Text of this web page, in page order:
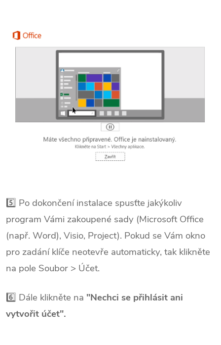
5️⃣ Po dokončení instalace spusťte jakýkoliv
program Vámi zakoupené sady (Microsoft Office
(např. Word), Visio, Project). Pokud se Vám okno
pro zadání klíče neotevře automaticky, tak klikněte
na pole Soubor > Účet.
6️⃣ Dále klikněte na "Nechci se přihlásit ani
vytvořit účet".